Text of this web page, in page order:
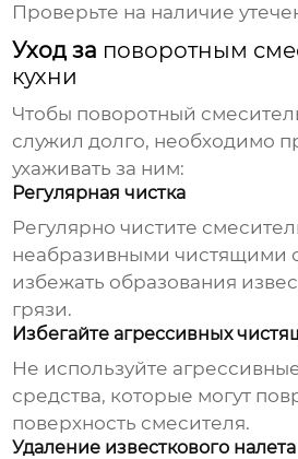
Проверьте на наличие
Уход за поворотным
кухни
Чтобы поворотный
служил долго, необходимо
ухаживать за ним:
Регулярная чистка
Регулярно чистите
неабразивными чистящими
избежать образования
грязи.
Избегайте агрессивных
Не используйте
средства, которые могут
поверхность смесителя.
Удаление известкового налета